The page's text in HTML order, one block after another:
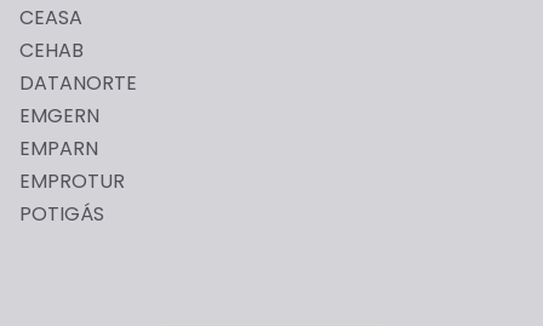
CEASA
CEHAB
DATANORTE
EMGERN
EMPARN
EMPROTUR
POTIGÁS